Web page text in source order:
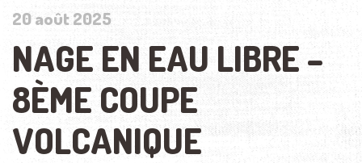
20 août 2025
NAGE EN EAU LIBRE –
8ÈME COUPE
VOLCANIQUE